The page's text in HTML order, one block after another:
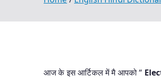
आज के इस आर्टिकल में मै आपको “